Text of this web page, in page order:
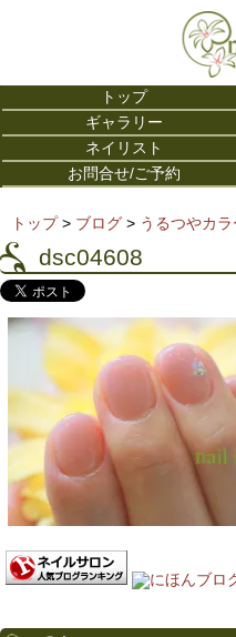
トップ
ギャラリー
ネイリスト
お問合せ/ご予約
トップ> ブログ > うるつやカ
dsc04608